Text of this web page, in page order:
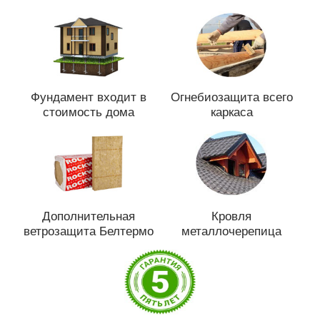
Фундамент входит в
стоимость дома
Огнебиозащита всего
каркаса
Дополнительная
ветрозащита Белтермо
Кровля
металлочерепица